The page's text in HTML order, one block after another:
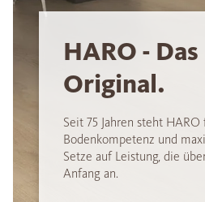
HARO - Das
Original.
Seit 75 Jahren steht
Bodenkompetenz und
Setze auf Leistung, die
Anfang an.